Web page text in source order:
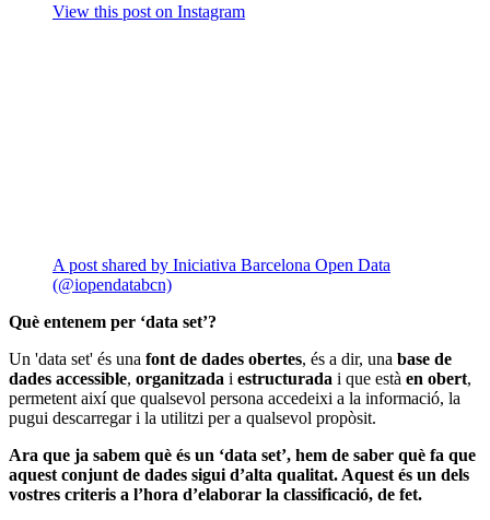
View this post on Instagram
A post shared by Iniciativa Barcelona Open Data
(@iopendatabcn)
Què entenem per ‘data set’?
Un 'data set' és una font de dades obertes, és a dir, una base de
dades accessible, organitzada i estructurada i que està en obert,
permetent així que qualsevol persona accedeixi a la informació, la
pugui descarregar i la utilitzi per a qualsevol propòsit.
Ara que ja sabem què és un ‘data set’, hem de saber què fa que
aquest conjunt de dades sigui d’alta qualitat. Aquest és un dels
vostres criteris a l’hora d’elaborar la classificació, de fet.